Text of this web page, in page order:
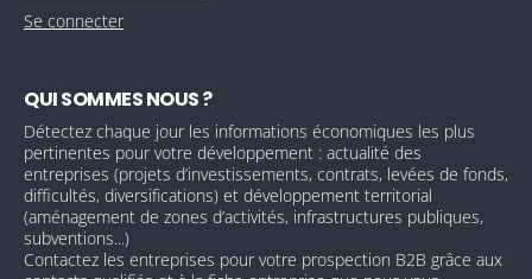
Se connecter
QUI SOMMES NOUS ?
Détectez chaque jour les informations économiques les plus
pertinentes pour votre développement : actualité des
entreprises (projets d’investissements, contrats, levées de fonds,
difficultés, diversifications) et développement territorial
(aménagement de zones d’activités, infrastructures publiques,
subventions...)
Contactez les entreprises pour votre prospection B2B grâce aux